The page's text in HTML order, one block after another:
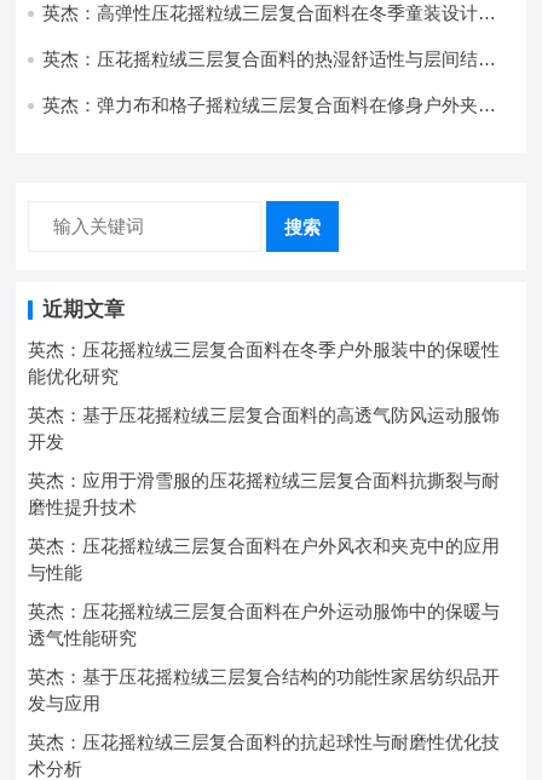
英杰：高弹性压花摇粒绒三层复合面料在冬季童装设计中
英杰：压花摇粒绒三层复合面料的热湿舒适性与层间结合
英杰：弹力布和格子摇粒绒三层复合面料在修身户外夹克
搜索
近期文章
英杰：压花摇粒绒三层复合面料在冬季户外服装中的保暖性
能优化研究
英杰：基于压花摇粒绒三层复合面料的高透气防风运动服饰
开发
英杰：应用于滑雪服的压花摇粒绒三层复合面料抗撕裂与耐
磨性提升技术
英杰：压花摇粒绒三层复合面料在户外风衣和夹克中的应用
与性能
英杰：压花摇粒绒三层复合面料在户外运动服饰中的保暖与
透气性能研究
英杰：基于压花摇粒绒三层复合结构的功能性家居纺织品开
发与应用
英杰：压花摇粒绒三层复合面料的抗起球性与耐磨性优化技
术分析